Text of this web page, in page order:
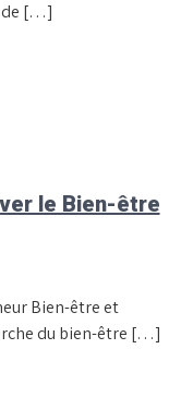
de […]
le Bien-être
Bien-être et
du bien-être […]